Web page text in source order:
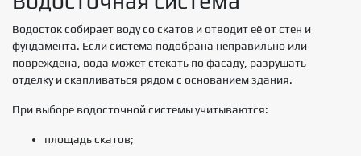
Водосток собирает воду со скатов и отводит её от стен и
фундамента. Если система подобрана неправильно или
повреждена, вода может стекать по фасаду, разрушать
отделку и скапливаться рядом с основанием здания.
При выборе водосточной системы учитываются:
площадь скатов;